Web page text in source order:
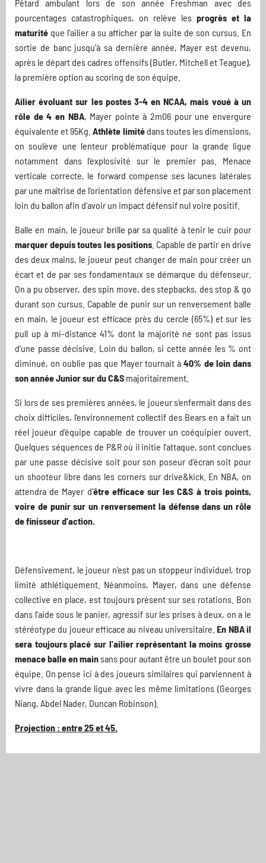
Pétard ambulant lors de son année Freshman avec des
pourcentages catastrophiques, on relève les progrès et la
maturité que l'ailier a su afficher par la suite de son cursus. En
sortie de banc jusqu'à sa dernière année, Mayer est devenu,
après le départ des cadres offensifs (Butler, Mitchell et Teague),
la première option au scoring de son équipe.
Ailier évoluant sur les postes 3-4 en NCAA, mais voué à un
rôle de 4 en NBA, Mayer pointe à 2m06 pour une envergure
équivalente et 95Kg.Athlète limitédans toutes les dimensions,
on soulève une lenteur problématique pour la grande ligue
notamment dans l'explosivité sur le premier pas. Menace
verticale correcte, le forward compense ses lacunes latérales
par une maîtrise de l'orientation défensive et par son placement
loin du ballon afin d'avoir un impact défensif nul voire positif.
Balle en main, le joueur brille par sa qualité à tenir le cuir pour
marquer depuis toutes les positions. Capable de partir en drive
des deux mains, le joueur peut changer de main pour créer un
écart et de par ses fondamentaux se démarque du défenseur.
On a pu observer, des spin move, des stepbacks, des stop & go
durant son cursus. Capable de punir sur un renversement balle
en main, le joueur est efficace près du cercle (65%) et sur les
pull up à mi-distance 41% dont la majorité ne sont pas issus
d'une passe décisive. Loin du ballon, si cette année les % ont
diminué, on oublie pas que Mayer tournait à40% de loin dans
son année Junior sur du C&S majoritairement.
Si lors de ses premières années, le joueur s'enfermait dans des
choix difficiles, l'environnement collectif des Bears en a fait un
réel joueur d'équipe capable de trouver un coéquipier ouvert.
Quelques séquences de P&R où il initie l'attaque, sont conclues
par une passe décisive soit pour son poseur d'écran soit pour
un shooteur libre dans les corners sur drive&kick. En NBA, on
attendra de Mayer d'être efficace sur les C&S à trois points,
voire de punir sur un renversement la défense dans un rôle
de finisseur d'action.
Défensivement, le joueur n'est pas un stoppeur individuel, trop
limité athlétiquement. Néanmoins, Mayer, dans une défense
collective en place, est toujours présent sur ses rotations. Bon
dans l'aide sous le panier, agressif sur les prises à deux, on a le
stéréotype du joueur efficace au niveau universitaire.En NBA il
sera toujours placé sur l'ailier représentant la moins grosse
menace balle en mainsans pour autant être un boulet pour son
équipe. On pense ici à des joueurs similaires qui parviennent à
vivre dans la grande ligue avec les même limitations (Georges
Niang, Abdel Nader, Duncan Robinson).
Projection : entre 25 et 45.